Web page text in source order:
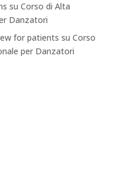
su Corso di Alta
Danzatori
for patients su Corso
per Danzatori